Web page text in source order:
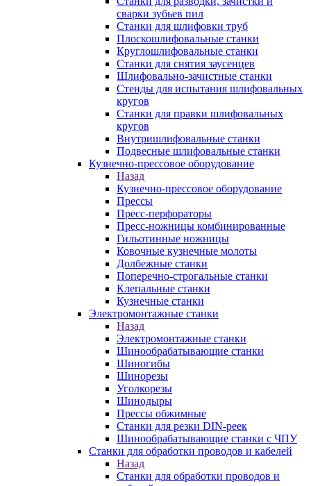
сварки зубьев пил
Станки для шлифовки труб
Плоскошлифовальные станки
Круглошлифовальные станки
Станки для снятия заусенцев
Шлифовально-зачистные станки
Стенды для испытания шлифовальных
кругов
Станки для правки шлифовальных
кругов
Внутришлифовальные станки
Подвесные шлифовальные станки
Кузнечно-прессовое оборудование
Назад
Кузнечно-прессовое оборудование
Прессы
Пресс-перфораторы
Пресс-ножницы комбинированные
Гильотинные ножницы
Ковочные кузнечные молоты
Долбежные станки
Поперечно-строгальные станки
Клепальные станки
Кузнечные станки
Электромонтажные станки
Назад
Электромонтажные станки
Шинообрабатывающие станки
Шиногибы
Шинорезы
Уголкорезы
Шинодыры
Прессы обжимные
Станки для резки DIN-реек
Шинообрабатывающие станки с ЧПУ
Станки для обработки проводов и кабелей
Назад
Станки для обработки проводов и